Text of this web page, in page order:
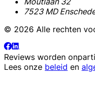
7523 MD
© 2026 Alle rechten
Reviews worden
Lees onze beleid en